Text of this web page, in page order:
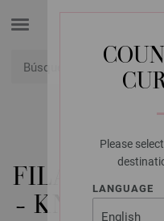
Please
LANGUAGE
FILATI
- KNITTING